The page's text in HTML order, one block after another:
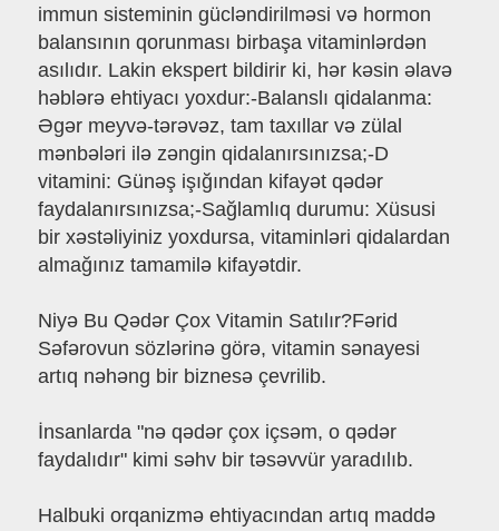
immun sisteminin gücləndirilməsi və hormon
balansının qorunması birbaşa vitaminlərdən
asılıdır. Lakin ekspert bildirir ki, hər kəsin əlavə
həblərə ehtiyacı yoxdur:-Balanslı qidalanma:
Əgər meyvə-tərəvəz, tam taxıllar və zülal
mənbələri ilə zəngin qidalanırsınızsa;-D
vitamini: Günəş işığından kifayət qədər
faydalanırsınızsa;-Sağlamlıq durumu: Xüsusi
bir xəstəliyiniz yoxdursa, vitaminləri qidalardan
almağınız tamamilə kifayətdir.
Niyə Bu Qədər Çox Vitamin Satılır?Fərid
Səfərovun sözlərinə görə, vitamin sənayesi
artıq nəhəng bir biznesə çevrilib.
İnsanlarda "nə qədər çox içsəm, o qədər
faydalıdır" kimi səhv bir təsəvvür yaradılıb.
Halbuki orqanizmə ehtiyacından artıq maddə